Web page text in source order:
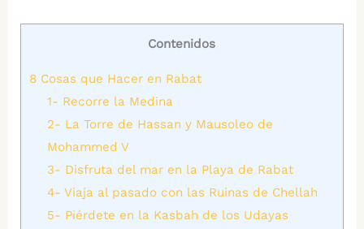
Contenidos
8 Cosas que Hacer en Rabat
1- Recorre la Medina
2- La Torre de Hassan y Mausoleo de
Mohammed V
3- Disfruta del mar en la Playa de Rabat
4- Viaja al pasado con las Ruinas de Chellah
5- Piérdete en la Kasbah de los Udayas